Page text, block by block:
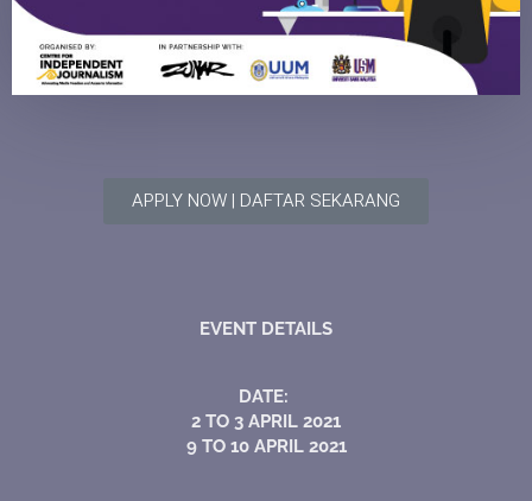
APPLY NOW | DAFTAR SEKARANG
EVENT DETAILS
DATE:
2 TO 3 APRIL 2021
9 TO 10 APRIL 2021